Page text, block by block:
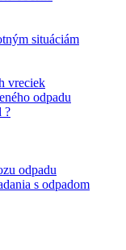
situáciám
vreciek
odpadu
?
odpadu
s odpadom